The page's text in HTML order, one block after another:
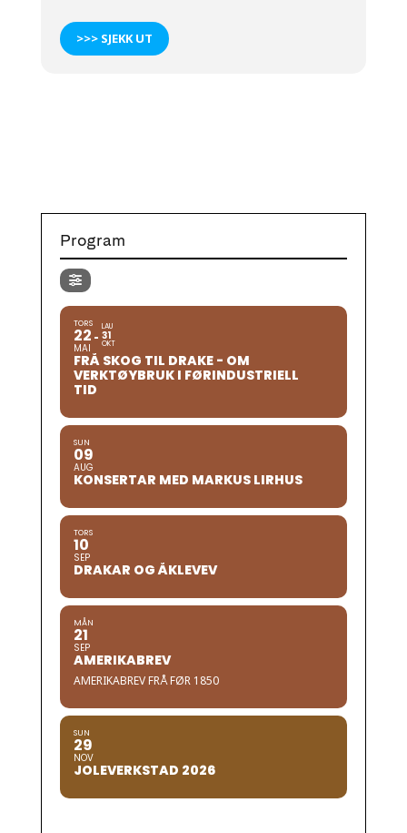
>>> SJEKK UT
Program
TORS
22
MAI
LAU
31
OKT
FRÅ SKOG TIL DRAKE - OM
VERKTØYBRUK I FØRINDUSTRIELL
TID
SUN
09
AUG
KONSERTAR MED MARKUS LIRHUS
TORS
10
SEP
DRAKAR OG ÅKLEVEV
MÅN
21
SEP
AMERIKABREV
AMERIKABREV FRÅ FØR 1850
SUN
29
NOV
JOLEVERKSTAD 2026